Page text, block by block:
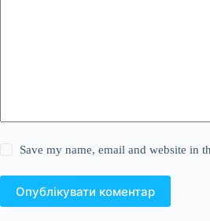
Save my name, email and website in
Опублікувати коментар